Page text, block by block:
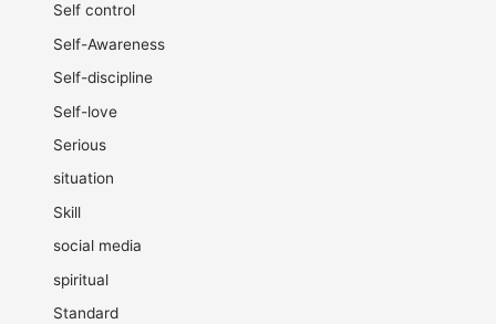
Self control
Self-Awareness
Self-discipline
Self-love
Serious
situation
Skill
social media
spiritual
Standard